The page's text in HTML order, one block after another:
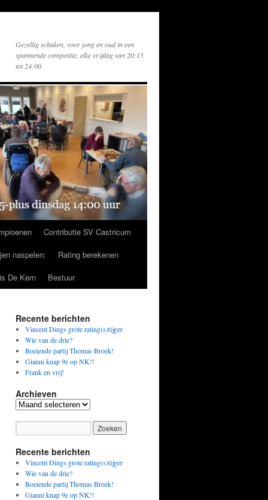
Gezellig schaken, voor jong en oud in een
spannende competitie, elke vrijdag van 20:15
tot 24:00
Contributie SV Castricum
naspelen:
Rating berekenen
De Kern Bestuur
Recente berichten
Vincent Dings grote rating(s)tijger
Wie van de drie?
Boeiende partij Thomas Broek!
Gianni knap 9e op NK!!
Frank en vrij!
Archieven
Archieven
Recente berichten
Vincent Dings grote rating(s)tijger
Wie van de drie?
Boeiende partij Thomas Broek!
Gianni knap 9e op NK!!